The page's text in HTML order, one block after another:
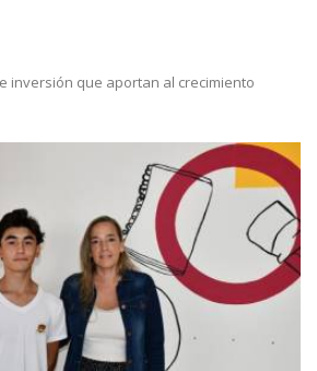
inversión que aportan al crecimiento